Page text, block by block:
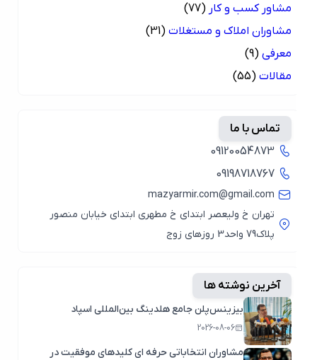
مشاور کسب و کار (77)
مشاوران املاک و مستغلات (31)
معرفی (9)
مقالات (55)
تماس با ما
09120054873
09198718767
mazyarmir.com@gmail.com
تهران خ ولیعصر ابتدای خ مطهری ابتدای خیابان منصور
پلاک79 واحد3 روزهای زوج
آخرین نوشته ها
بیزینس‌پلن جامع هلدینگ بین‌المللی اسپاد
2026-08-06
مشاوران انتخاباتی حرفه ای کلیدهای موفقیت در